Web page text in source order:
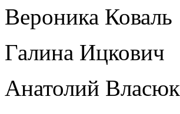
Вероника Коваль
Галина Ицкович
Анатолий Власюк